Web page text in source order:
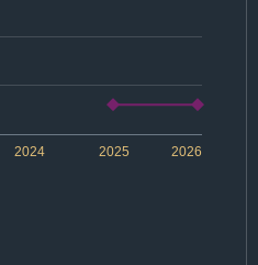
2024 2026
2025